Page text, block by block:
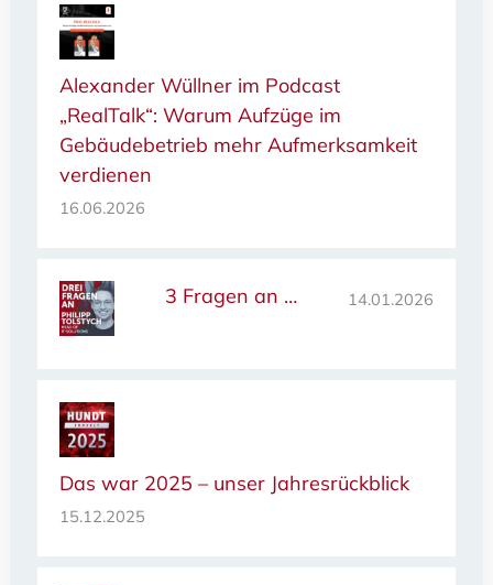
Alexander Wüllner im Podcast
„RealTalk“: Warum Aufzüge im
Gebäudebetrieb mehr Aufmerksamkeit
verdienen
16.06.2026
3 Fragen an … 14.01.2026
Das war 2025 – unser Jahresrückblick
15.12.2025